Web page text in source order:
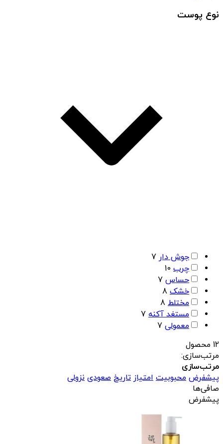
نوع پوست
جوش دار 7
چرب 10
حساس 7
خشک 8
مختلط 8
مستغد آکنه 7
معمولی 7
12 محصول
مرتب‌سازی:
مرتب‌سازی
پیشفرض محبوبیت امتیاز تاریخ صعودی نزولی
صافی‌ها
پیشفرض